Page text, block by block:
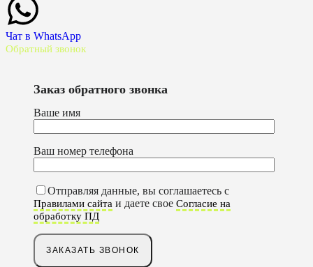
Чат в WhatsApp
Обратный звонок
Заказ обратного звонка
Ваше имя
Ваш номер телефона
Отправляя данные, вы соглашаетесь с
Правилами сайта и даете свое Согласие на
обработку ПД